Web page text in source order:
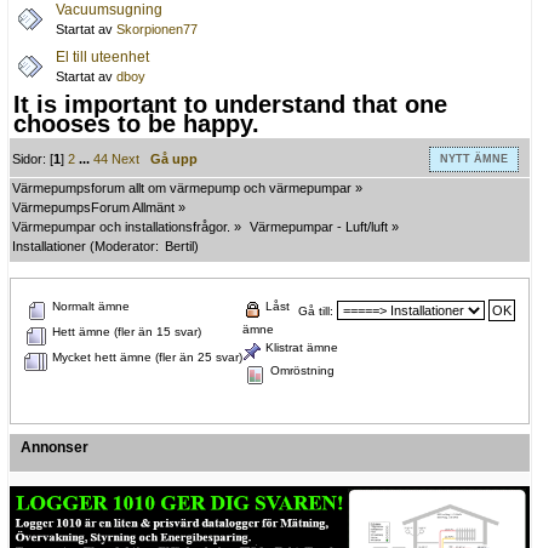
Vacuumsugning
Startat av Skorpionen77
El till uteenhet
Startat av dboy
It is important to understand that one
chooses to be happy.
NYTT ÄMNE
Sidor: [1]2 ...44 Next
Gå upp
Värmepumpsforum allt om värmepump och värmepumpar »
VärmepumpsForum Allmänt »
Värmepumpar och installationsfrågor. » Värmepumpar - Luft/luft »
Installationer (Moderator: Bertil)
Gå till:
Normalt ämne
Hett ämne (fler än 15 svar)
Mycket hett ämne (fler än 25 svar)
Låst
ämne
Klistrat ämne
Omröstning
Annonser